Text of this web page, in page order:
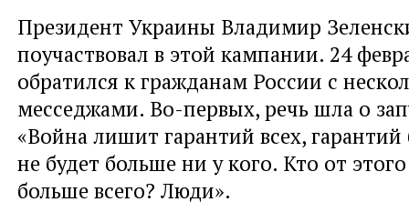
Президент Украины Владимир
поучаствовал в этой кампании. 24
обратился к гражданам России с
месседжами. Во-первых, речь шла о
«Война лишит гарантий всех, гарантий
не будет больше ни у кого. Кто от
больше всего? Люди».